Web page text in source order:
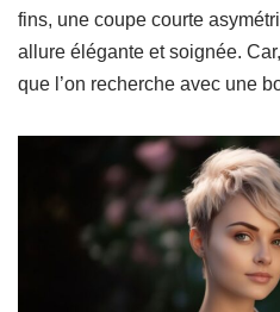
fins, une coupe courte
allure élégante et soignée.
que l’on recherche avec une